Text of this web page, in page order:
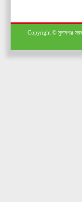
Copyright © সুনামগঞ্জ